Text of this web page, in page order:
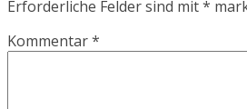
Erforderliche Felder sind mit*
Kommentar*